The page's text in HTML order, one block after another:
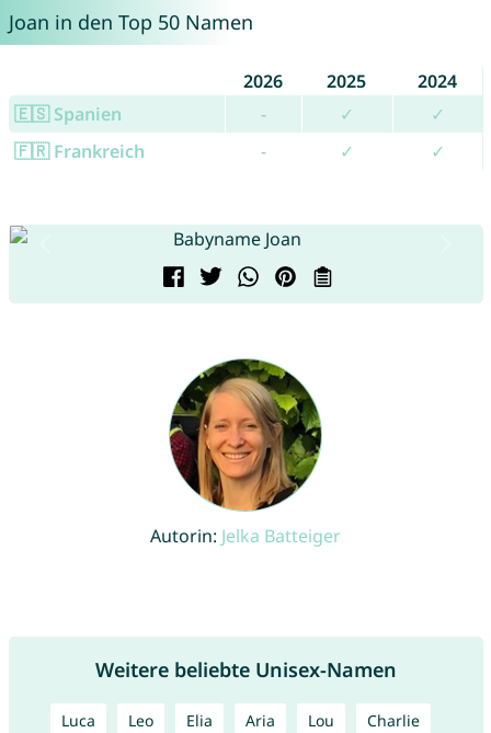
Joan in den Top 50 Namen
2026 2025
2024
🇪🇸 Spanien
- ✓
✓
🇫🇷 Frankreich
- ✓ ✓
Autorin: Jelka Batteiger
Weitere beliebte Unisex-Namen
Luca Leo Elia Aria Lou Charlie